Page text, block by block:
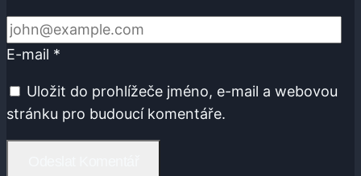
E-mail *
Uložit do prohlížeče jméno, e-mail a webovou
stránku pro budoucí komentáře.